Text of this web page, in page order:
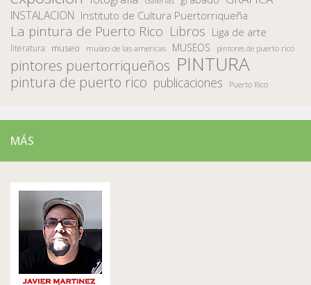
INSTALACION Instituto de Cultura Puertorriqueña
La pintura de Puerto Rico Libros Liga de arte
literatura museo museo de las americas MUSEOS pintores de puerto rico
pintores puertorriqueños PINTURA
pintura de puerto rico publicaciones Puerto Rico
MÁS